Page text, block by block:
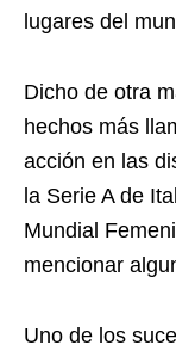
lugares del
Dicho de otra
hechos más
acción en las
la Serie A de
Mundial
mencionar
Uno de los